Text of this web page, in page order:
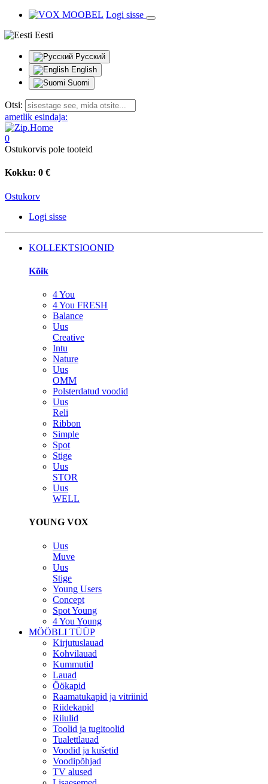
Logi sisse
Eesti
Русский
English
Suomi
Otsi:
ametlik esindaja:
0
Ostukorvis pole tooteid
Kokku: 0 €
Ostukorv
Logi sisse
KOLLEKTSIOONID
Kõik
4 You
4 You FRESH
Balance
Uus
Creative
Intu
Nature
Uus
OMM
Polsterdatud voodid
Uus
Reli
Ribbon
Simple
Spot
Stige
Uus
STOR
Uus
WELL
YOUNG VOX
Uus
Muve
Uus
Stige
Young Users
Concept
Spot Young
4 You Young
MÖÖBLI TÜÜP
Kirjutuslauad
Kohvilauad
Kummutid
Lauad
Öökapid
Raamatukapid ja vitriinid
Riidekapid
Riiulid
Toolid ja tugitoolid
Tualettlauad
Voodid ja kušetid
Voodipõhjad
TV alused